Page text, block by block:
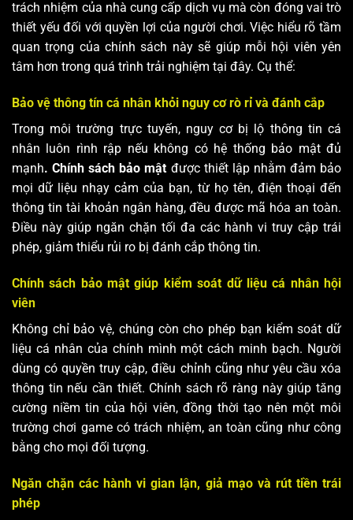
trách nhiệm của nhà cung cấp dịch vụ mà còn đóng vai trò
thiết yếu đối với quyền lợi của người chơi. Việc hiểu rõ tầm
quan trọng của chính sách này sẽ giúp mỗi hội viên yên
tâm hơn trong quá trình trải nghiệm tại đây. Cụ thể:
Bảo vệ thông tín cá nhân khỏi nguy cơ rò rỉ và đánh cắp
Trong môi trường trực tuyến, nguy cơ bị lộ thông tin cá
nhân luôn rình rập nếu không có hệ thống bảo mật đủ
mạnh. Chính sách bảo mật được thiết lập nhằm đảm bảo
mọi dữ liệu nhạy cảm của bạn, từ họ tên, điện thoại đến
thông tin tài khoản ngân hàng, đều được mã hóa an toàn.
Điều này giúp ngăn chặn tối đa các hành vi truy cập trái
phép, giảm thiểu rủi ro bị đánh cắp thông tin.
Chính sách bảo mật giúp kiểm soát dữ liệu cá nhân hội
viên
Không chỉ bảo vệ, chúng còn cho phép bạn kiểm soát dữ
liệu cá nhân của chính mình một cách minh bạch. Người
dùng có quyền truy cập, điều chỉnh cũng như yêu cầu xóa
thông tin nếu cần thiết. Chính sách rõ ràng này giúp tăng
cường niềm tin của hội viên, đồng thời tạo nên một môi
trường chơi game có trách nhiệm, an toàn cũng như công
bằng cho mọi đối tượng.
Ngăn chặn các hành vi gian lận, giả mạo và rút tiền trái
phép